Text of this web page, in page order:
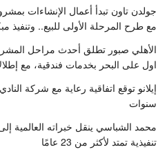
مع طرح المرحلة الأولى للبيع.. وتنفيذ
الأهلي صبور تطلق أحدث مراحل
اول على البحر بخدمات فندقية، مع
سنوات
محمد الشباسي ينقل خبراته العالمية
تنفيذية تمتد لأكثر من 23 عامًا